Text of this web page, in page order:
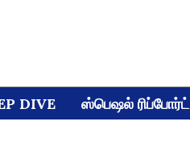
DIVE ஸ்பெஷல் ரிப்போர்ட்